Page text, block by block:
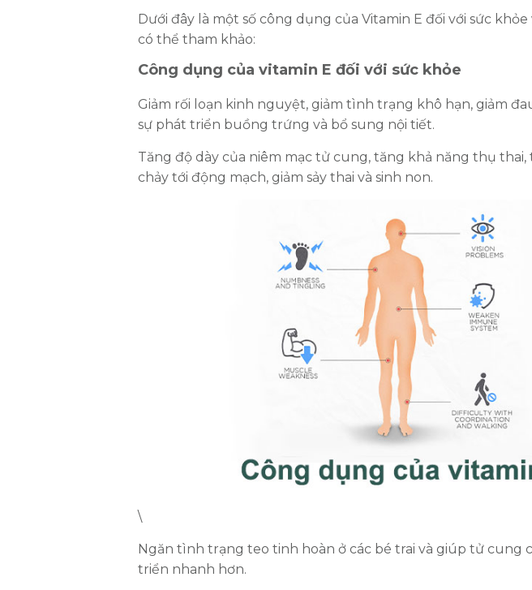
Dưới đây là một số công dụng của Vitamin E đối với sức
có thể tham khảo:
Công dụng của vitamin E đối với sức khỏe
Giảm rối loạn kinh nguyệt, giảm tình trạng khô hạn, giảm
sự phát triển buồng trứng và bổ sung nội tiết.
Tăng độ dày của niêm mạc tử cung, tăng khả năng thụ
chảy tới động mạch, giảm sảy thai và sinh non.
\
Ngăn tình trạng teo tinh hoàn ở các bé trai và giúp tử cung
triển nhanh hơn.